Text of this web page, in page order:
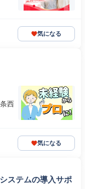
気になる
西
気になる
ステムの導入サポ